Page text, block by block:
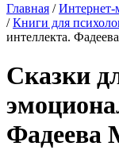
Главная /Интернет-
/Книги для
интеллекта.
Сказки
Фадеева